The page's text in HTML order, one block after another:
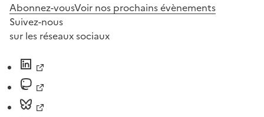
Abonnez-vousVoir nos prochains évènements
Suivez-nous
sur les réseaux sociaux